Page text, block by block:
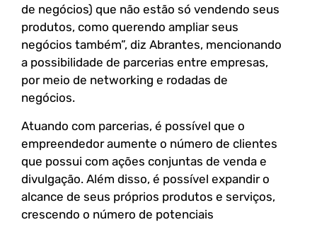
de negócios) que não estão só vendendo seus
produtos, como querendo ampliar seus
negócios também”, diz Abrantes, mencionando
a possibilidade de parcerias entre empresas,
por meio de networking e rodadas de
negócios.
Atuando com parcerias, é possível que o
empreendedor aumente o número de clientes
que possui com ações conjuntas de venda e
divulgação. Além disso, é possível expandir o
alcance de seus próprios produtos e serviços,
crescendo o número de potenciais